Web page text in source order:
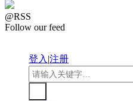
@RSS
Follow our feed
登入|注册